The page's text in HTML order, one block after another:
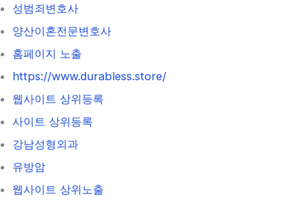
성범죄변호사
양산이혼전문변호사
홈페이지 노출
https://www.durabless.store/
웹사이트 상위등록
사이트 상위등록
강남성형외과
유방암
웹사이트 상위노출